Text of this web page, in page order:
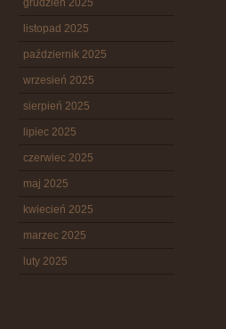
grudzień 2025
listopad 2025
październik 2025
wrzesień 2025
sierpień 2025
lipiec 2025
czerwiec 2025
maj 2025
kwiecień 2025
marzec 2025
luty 2025